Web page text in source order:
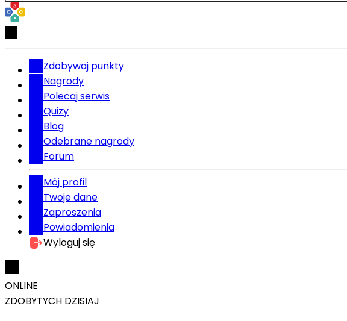
Zdobywaj punkty
Nagrody
Polecaj serwis
Quizy
Blog
Odebrane nagrody
Forum
Mój profil
Twoje dane
Zaproszenia
Powiadomienia
Wyloguj się
ONLINE
ZDOBYTYCH DZISIAJ